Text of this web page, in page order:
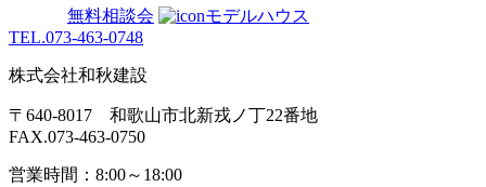
無料相談会
モデルハウス
TEL.073-463-0748
株式会社和秋建設
〒640-8017 和歌山市北新戎ノ丁22番地
FAX.073-463-0750
営業時間：8:00～18:00